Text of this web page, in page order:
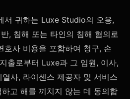
서 귀하는 Luxe Studio의 오용,
, 침해 또는 타인의 침해 혐의로
호사 비용을 포함하여 청구, 손
출로부터 Luxe과 그 임원, 이사,
사, 라이센스 제공자 및 서비스
고 해를 끼치지 않는 데 동의합